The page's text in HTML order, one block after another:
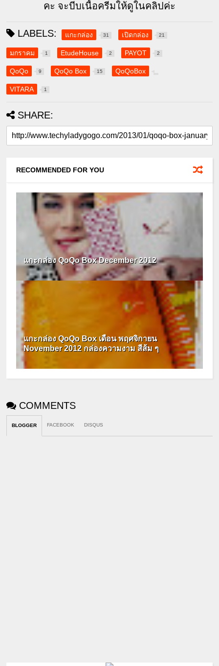
คะ จะบีบเนื้อครีมให้ดูในคลิปค่ะ
LABELS: แกะกล่อง 31 เปิดกล่อง 21
มกราคม 1 EtudeHouse 2 PAYOT 2
QoQo 9 QoQo Box 15 QoQoBox
VITARA 1
SHARE:
RECOMMENDED FOR YOU
แกะกล่อง QoQo Box December 2012
แกะกล่อง QoQo Box เดือน พฤศจิกายน
November 2012 กล่องความงาม สีส้ม ๆ
COMMENTS
BLOGGER FACEBOOK DISQUS